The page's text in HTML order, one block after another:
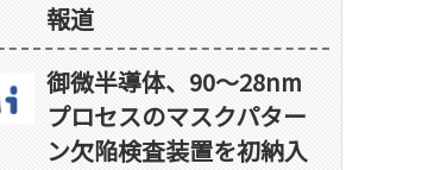
報道
御微半導体、90～28nm
プロセスのマスクパター
ン欠陥検査装置を初納入